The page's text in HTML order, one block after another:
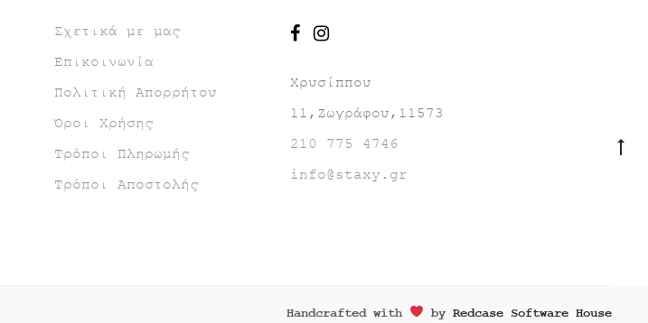
Σχετικά με μας
Επικοινωνία
Πολιτική Απορρήτου
Όροι Χρήσης
Τρόποι Πληρωμής
Τρόποι Αποστολής
Χρυσίππου
11,Ζωγράφου,11573
210 775 4746
info@staxy.gr
Handcrafted with by Redcase Software House